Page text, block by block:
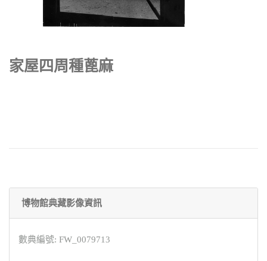
家屋四周種蓖麻
博物館典藏影像資訊
數典編號: FW_0079713